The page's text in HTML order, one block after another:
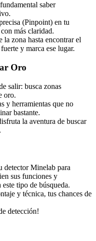
saber
(Pinpoint) en tu
más claridad.
la zona hasta encontrar el
y marca ese lugar.
Oro
salir: busca zonas
oro.
y herramientas que no
bastante.
la aventura de buscar
detector Minelab para
sus funciones y
tipo de búsqueda.
y técnica, tus chances de
detección!